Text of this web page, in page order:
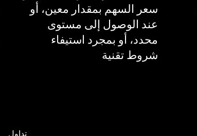
سعر السهم بمقدار معين، أو
عند الوصول إلى مستوى
محدد، أو بمجرد استيفاء
شروط تقنية